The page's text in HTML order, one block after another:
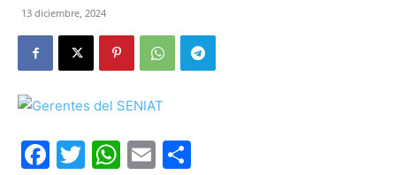
13 diciembre, 2024
Facebook
Twitter
WhatsApp
Email